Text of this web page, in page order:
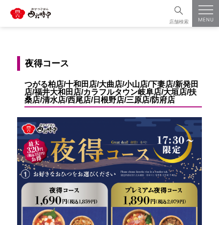
店舗検索
夜得コース
つがる柏店/十和田店/大曲店/小山店/下妻店/新発田
店/福井大和田店/カラフルタウン岐阜店/大垣店/扶
桑店/清水店/西尾店/日根野店/三原店/防府店